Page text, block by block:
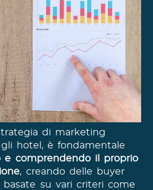
di marketing
hotel, è fondamentale
e comprendendo il proprio
, creando delle buyer
su vari criteri come